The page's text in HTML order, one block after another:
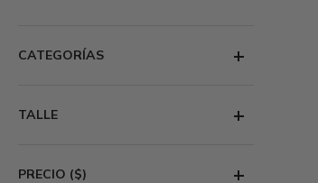
CATEGORÍAS
TALLE
PRECIO ($)